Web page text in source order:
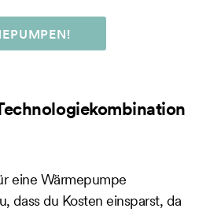
eine Wärmepumpe
dass du Kosten einsparst, da